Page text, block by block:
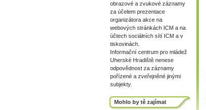
obrazové a zvukové záznamy
za účelem prezentace
organizátora akce na
webových stránkách ICM a na
účtech sociálních sítí ICM a v
tiskovinách.
Informační centrum pro mládež
Uherské Hradiště nenese
odpovědnost za záznamy
pořízené a zveřejněné jinými
subjekty.
Mohlo by tě zajímat